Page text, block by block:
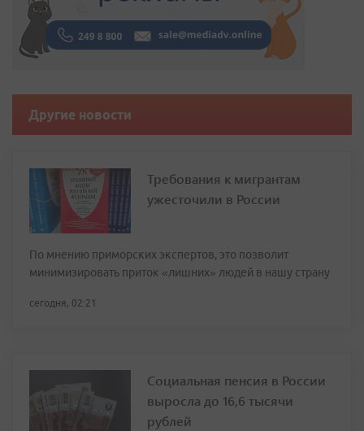
Другие новости
Требования к мигрантам
ужесточили в России
По мнению приморских экспертов, это позволит
минимизировать приток «лишних» людей в нашу страну
сегодня, 02:21
Социальная пенсия в России
выросла до 16,6 тысячи
рублей